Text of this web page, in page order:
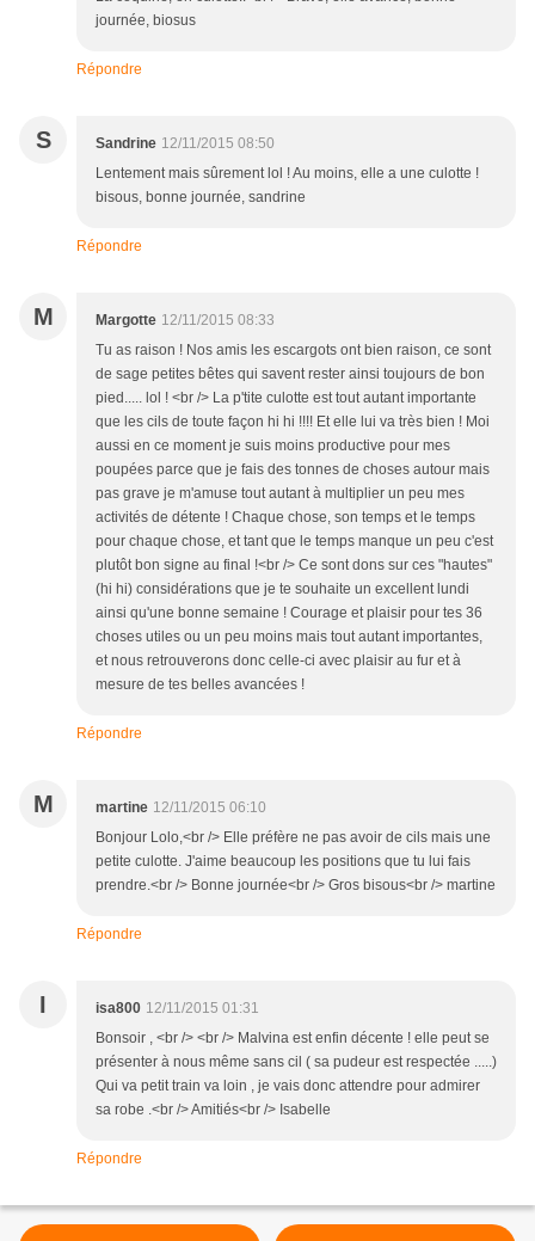
journée, biosus
Répondre
S Sandrine 12/11/2015 08:50
Lentement mais sûrement lol ! Au moins, elle a une culotte !
bisous, bonne journée, sandrine
Répondre
M Margotte 12/11/2015 08:33
Tu as raison ! Nos amis les escargots ont bien raison, ce sont
de sage petites bêtes qui savent rester ainsi toujours de bon
pied..... lol ! <br /> La p'tite culotte est tout autant importante
que les cils de toute façon hi hi !!!! Et elle lui va très bien ! Moi
aussi en ce moment je suis moins productive pour mes
poupées parce que je fais des tonnes de choses autour mais
pas grave je m'amuse tout autant à multiplier un peu mes
activités de détente ! Chaque chose, son temps et le temps
pour chaque chose, et tant que le temps manque un peu c'est
plutôt bon signe au final !<br /> Ce sont dons sur ces "hautes"
(hi hi) considérations que je te souhaite un excellent lundi
ainsi qu'une bonne semaine ! Courage et plaisir pour tes 36
choses utiles ou un peu moins mais tout autant importantes,
et nous retrouverons donc celle-ci avec plaisir au fur et à
mesure de tes belles avancées !
Répondre
M martine 12/11/2015 06:10
Bonjour Lolo,<br /> Elle préfère ne pas avoir de cils mais une
petite culotte. J'aime beaucoup les positions que tu lui fais
prendre.<br /> Bonne journée<br /> Gros bisous<br /> martine
Répondre
I isa800 12/11/2015 01:31
Bonsoir , <br /> <br /> Malvina est enfin décente ! elle peut se
présenter à nous même sans cil ( sa pudeur est respectée .....)
Qui va petit train va loin , je vais donc attendre pour admirer
sa robe .<br /> Amitiés<br /> Isabelle
Répondre